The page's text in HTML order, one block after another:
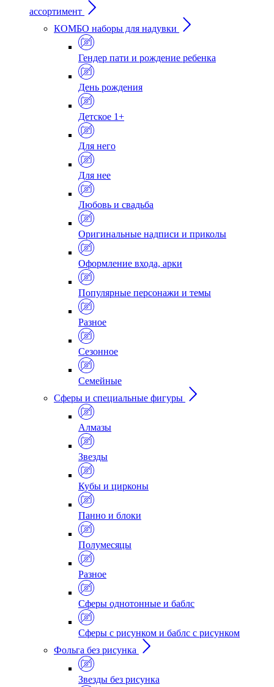
ассортимент
КОМБО наборы для надувки
Гендер пати и рождение ребенка
День рождения
Детское 1+
Для него
Для нее
Любовь и свадьба
Оригинальные надписи и приколы
Оформление входа, арки
Популярные персонажи и темы
Разное
Сезонное
Семейные
Сферы и специальные фигуры
Алмазы
Звезды
Кубы и цирконы
Панно и блоки
Полумесяцы
Разное
Сферы однотонные и баблс
Сферы с рисунком и баблс с рисунком
Фольга без рисунка
Звезды без рисунка